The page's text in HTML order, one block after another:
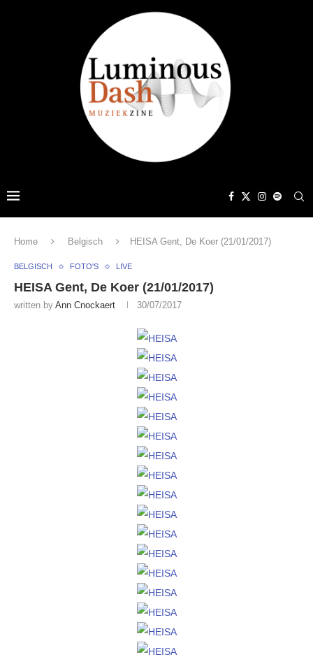
Home Belgisch HEISA Gent, De Koer (21/01/2017)
BELGISCH FOTO'S LIVE
HEISA Gent, De Koer (21/01/2017)
written by Ann Cnockaert 30/07/2017